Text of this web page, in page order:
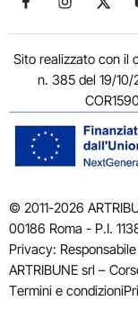
Sito realizzato con il
n. 385 del 19/10/
© 2011-2026
00186 Roma - P.I.
Privacy:
ARTRIBUNE srl –
Termini e condizioni